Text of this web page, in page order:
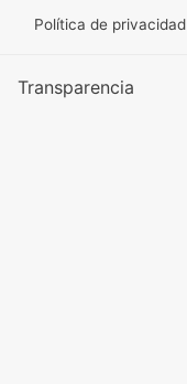
Política de privacidad
Transparencia